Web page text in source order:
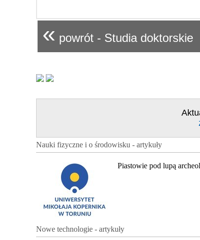
« powrót - Studia doktorskie
Nauki fizyczne i o środowisku - artykuły
Piastowie pod lupą
Nowe technologie - artykuły